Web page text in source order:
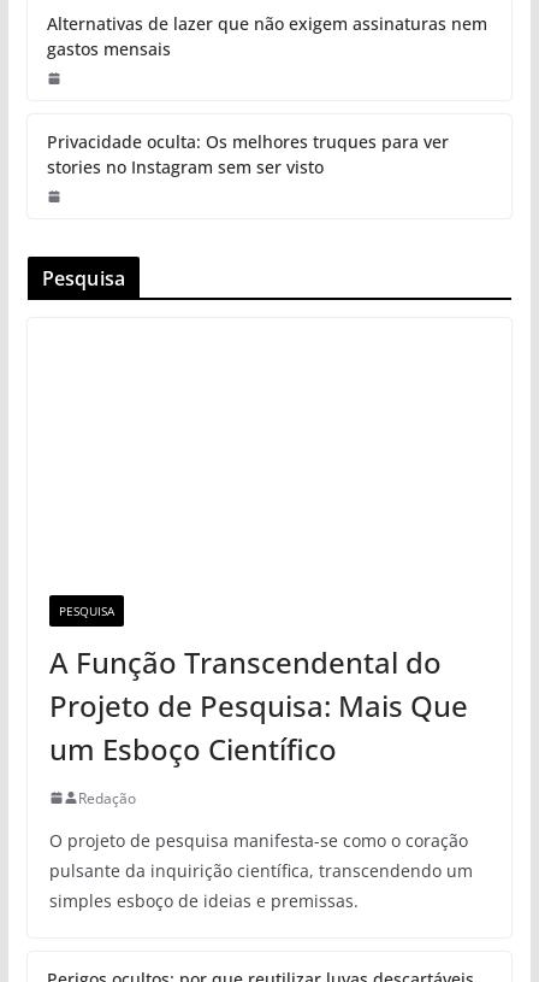
Alternativas de lazer que não exigem assinaturas nem
gastos mensais
Privacidade oculta: Os melhores truques para ver
stories no Instagram sem ser visto
Pesquisa
PESQUISA
A Função Transcendental do
Projeto de Pesquisa: Mais Que
um Esboço Científico
Redação
O projeto de pesquisa manifesta-se como o coração
pulsante da inquirição científica, transcendendo um
simples esboço de ideias e premissas.